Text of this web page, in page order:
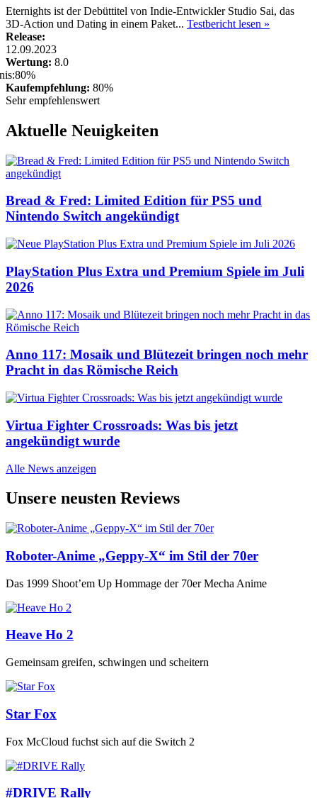
Eternights ist der Debüttitel von Indie-Entwickler Studio Sai, das
3D-Action und Dating in einem Paket... Testbericht lesen »
Release:
12.09.2023
Wertung: 8.0
Kaufempfehlung: 80%
Sehr empfehlenswert
Aktuelle Neuigkeiten
Bread & Fred: Limited Edition für PS5 und
Nintendo Switch angekündigt
PlayStation Plus Extra und Premium Spiele im Juli
2026
Anno 117: Mosaik und Blütezeit bringen noch mehr
Pracht in das Römische Reich
Virtua Fighter Crossroads: Was bis jetzt
angekündigt wurde
Alle News anzeigen
Unsere neusten Reviews
Roboter-Anime „Geppy-X“ im Stil der 70er
Das 1999 Shoot’em Up Hommage der 70er Mecha Anime
Heave Ho 2
Gemeinsam greifen, schwingen und scheitern
Star Fox
Fox McCloud fuchst sich auf die Switch 2
#DRIVE Rally